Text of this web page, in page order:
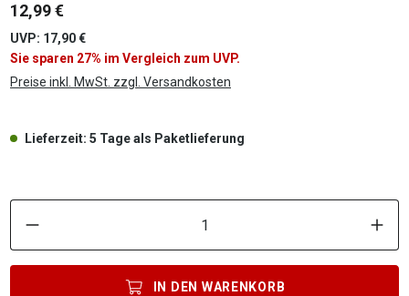
12,99 €
UVP: 17,90 €
Sie sparen 27% im Vergleich zum UVP.
Preise inkl. MwSt. zzgl. Versandkosten
Lieferzeit: 5 Tage als Paketlieferung
IN DEN WARENKORB